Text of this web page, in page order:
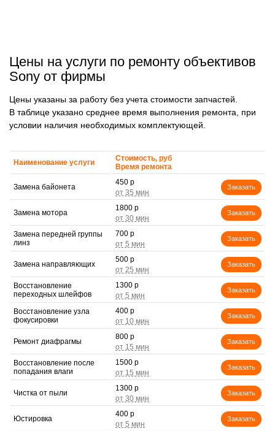
Цены на услуги по ремонту объективов
Sony от фирмы
Цены указаны за работу без учета стоимости запчастей.
В таблице указано среднее время выполнения ремонта, при
условии наличия необходимых комплектующей.
Наименование услуги
Стоимость, руб
Время ремонта
Замена байонета
450 р
Заказать
Замена мотора
1800 р
Заказать
Замена передней группы
линз
700 р
Заказать
Замена направляющих
500 р
Заказать
Восстановление
переходных шлейфов
1300 р
Заказать
Восстановление узла
фокусировки
400 р
Заказать
Ремонт диафрагмы
800 р
Заказать
Восстановление после
попадания влаги
1500 р
Заказать
Чистка от пыли
1300 р
Заказать
Юстировка
400 р
Заказать